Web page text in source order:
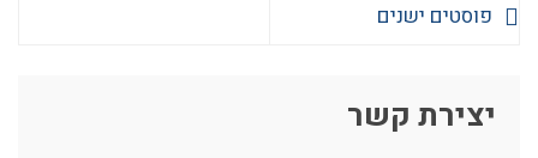
פוסטים ישנים
יצירת קשר